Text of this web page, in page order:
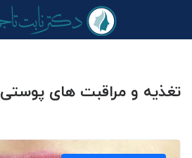
تغذیه و مراقبت های پوستی